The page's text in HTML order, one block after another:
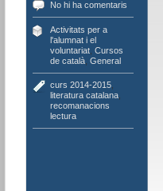
No hi ha comentaris
Activitats per a
l'alumnat i el
voluntariat, Cursos
de català, General
curs 2014-2015,
literatura catalana,
recomanacions
lectura